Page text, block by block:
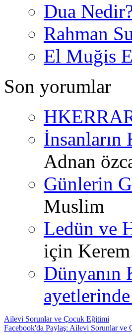
Dua
Rahman
El Muğis
Son yorumlar
Adnan
Günlerin
Muslim
Ledün ve
için Kerem
Dünyanın
Ailevi Sorunlar ve Çocuk Eğitimi
Facebook'da Paylaş: Ailevi Sorunlar ve